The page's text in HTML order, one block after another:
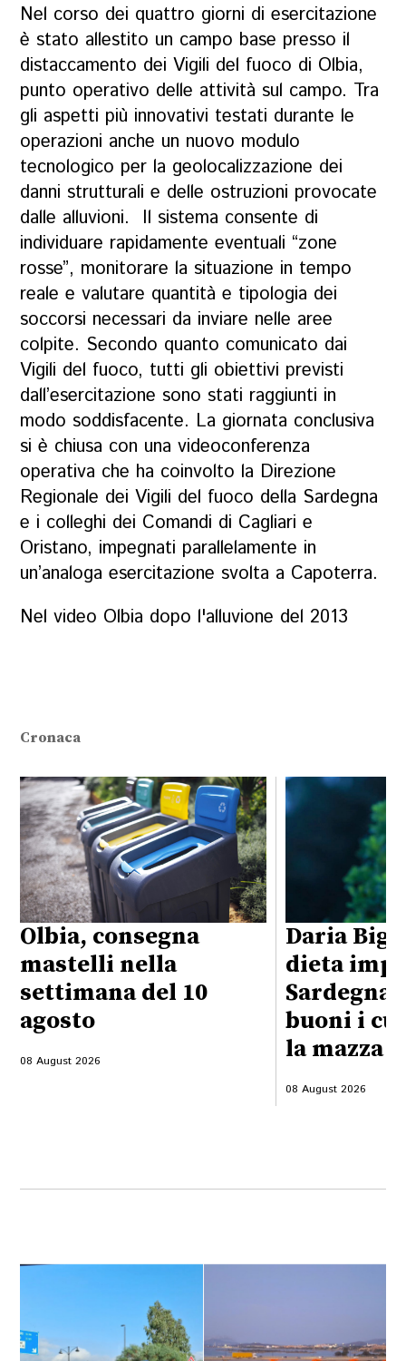
Nel corso dei quattro giorni di esercitazione
è stato allestito un campo base presso il
distaccamento dei Vigili del fuoco di Olbia,
punto operativo delle attività sul campo. Tra
gli aspetti più innovativi testati durante le
operazioni anche un nuovo modulo
tecnologico per la geolocalizzazione dei
danni strutturali e delle ostruzioni provocate
dalle alluvioni. Il sistema consente di
individuare rapidamente eventuali “zone
rosse”, monitorare la situazione in tempo
reale e valutare quantità e tipologia dei
soccorsi necessari da inviare nelle aree
colpite. Secondo quanto comunicato dai
Vigili del fuoco, tutti gli obiettivi previsti
dall’esercitazione sono stati raggiunti in
modo soddisfacente. La giornata conclusiva
si è chiusa con una videoconferenza
operativa che ha coinvolto la Direzione
Regionale dei Vigili del fuoco della Sardegna
e i colleghi dei Comandi di Cagliari e
Oristano, impegnati parallelamente in
un’analoga esercitazione svolta a Capoterra.
Nel video Olbia dopo l'alluvione del 2013
Cronaca
Olbia, consegna
mastelli nella
settimana del 10
agosto
08 August 2026
Daria
dieta
Sardegna:
buoni i
la mazza
08 August 2026